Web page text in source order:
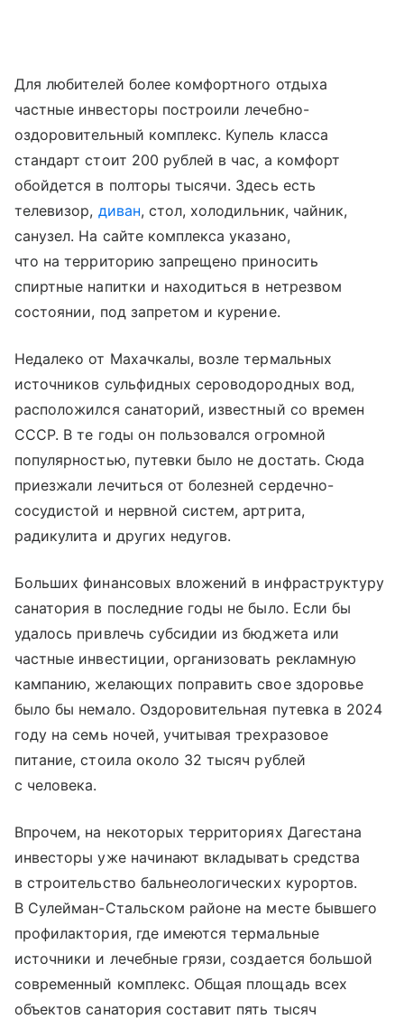
Для любителей более комфортного отдыха
частные инвесторы построили лечебно-
оздоровительный комплекс. Купель класса
стандарт стоит 200 рублей в час, а комфорт
обойдется в полторы тысячи. Здесь есть
телевизор, диван, стол, холодильник, чайник,
санузел. На сайте комплекса указано,
что на территорию запрещено приносить
спиртные напитки и находиться в нетрезвом
состоянии, под запретом и курение.
Недалеко от Махачкалы, возле термальных
источников сульфидных сероводородных вод,
расположился санаторий, известный со времен
СССР. В те годы он пользовался огромной
популярностью, путевки было не достать. Сюда
приезжали лечиться от болезней сердечно-
сосудистой и нервной систем, артрита,
радикулита и других недугов.
Больших финансовых вложений в инфраструктуру
санатория в последние годы не было. Если бы
удалось привлечь субсидии из бюджета или
частные инвестиции, организовать рекламную
кампанию, желающих поправить свое здоровье
было бы немало. Оздоровительная путевка в 2024
году на семь ночей, учитывая трехразовое
питание, стоила около 32 тысяч рублей
с человека.
Впрочем, на некоторых территориях Дагестана
инвесторы уже начинают вкладывать средства
в строительство бальнеологических курортов.
В Сулейман-Стальском районе на месте бывшего
профилактория, где имеются термальные
источники и лечебные грязи, создается большой
современный комплекс. Общая площадь всех
объектов санатория составит пять тысяч